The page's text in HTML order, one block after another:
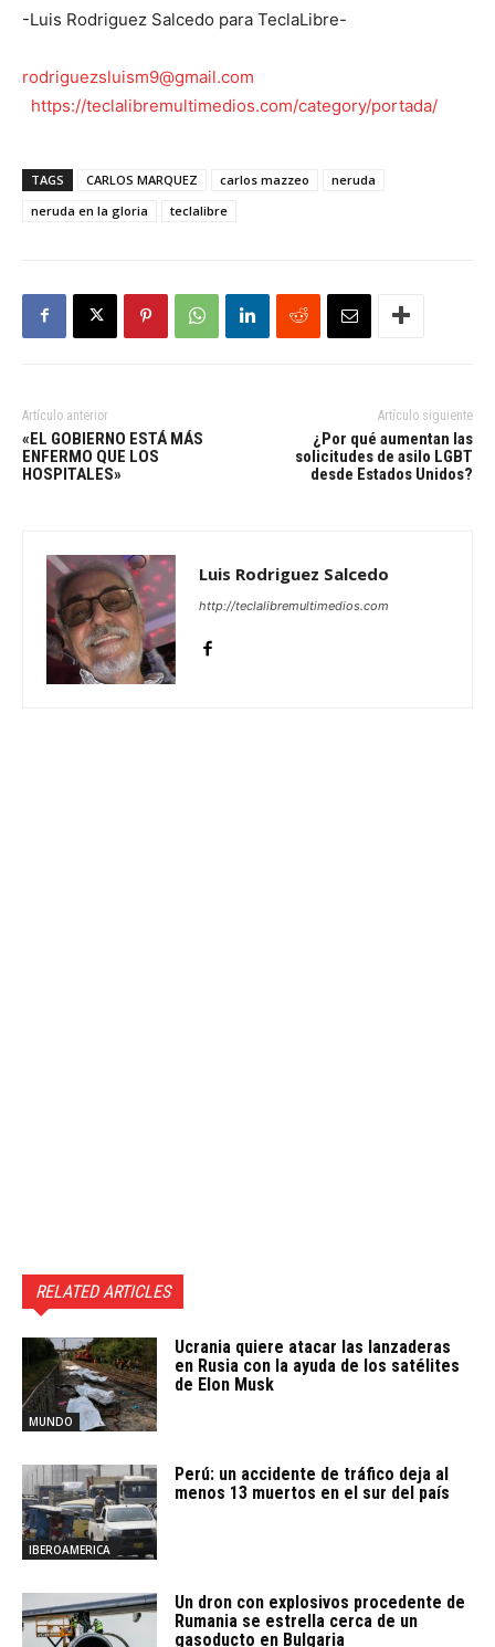
-Luis Rodriguez Salcedo para TeclaLibre-
rodriguezsluism9@gmail.com
https://teclalibremultimedios.com/category/portada/
TAGS CARLOS MARQUEZ carlos mazzeo
neruda
neruda en la gloria
teclalibre
Artículo anterior
«EL GOBIERNO ESTÁ MÁS
ENFERMO QUE LOS
HOSPITALES»
Artículo siguiente
¿Por qué aumentan las
solicitudes de asilo LGBT
desde Estados Unidos?
Luis Rodriguez Salcedo
http://teclalibremultimedios.com
RELATED ARTICLES
MUNDO
Ucrania quiere atacar las lanzaderas
en Rusia con la ayuda de los satélites
de Elon Musk
IBEROAMERICA
Perú: un accidente de tráfico deja al
menos 13 muertos en el sur del país
Un dron con explosivos procedente de
Rumania se estrella cerca de un
gasoducto en Bulgaria